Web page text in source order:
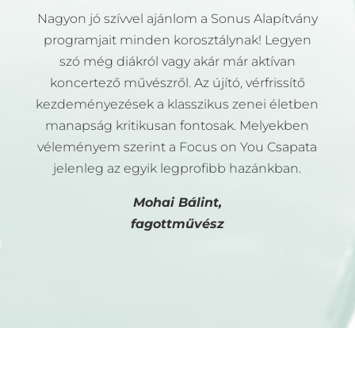
Nagyon jó szívvel ajánlom a Sonus Alapítvány
programjait minden korosztálynak! Legyen
szó még diákról vagy akár már aktívan
koncertező művészről. Az újító, vérfrissítő
kezdeményezések a klasszikus zenei életben
manapság kritikusan fontosak. Melyekben
véleményem szerint a Focus on You Csapata
jelenleg az egyik legprofibb hazánkban.
Mohai Bálint,
fagottművész